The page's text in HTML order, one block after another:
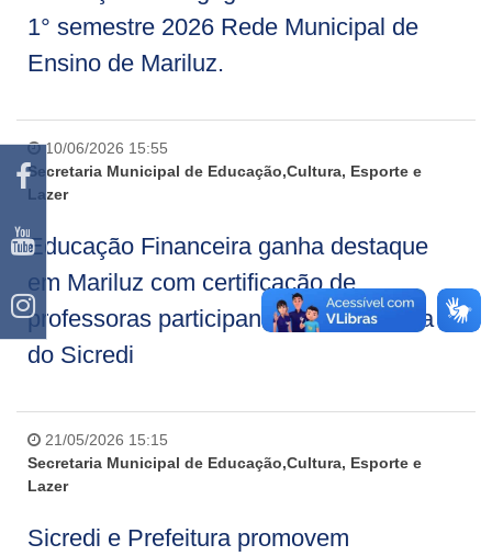
1° semestre 2026 Rede Municipal de
Ensino de Mariluz.
10/06/2026 15:55
Secretaria Municipal de Educação,Cultura, Esporte e
Lazer
Educação Financeira ganha destaque
em Mariluz com certificação de
professoras participantes de programa
do Sicredi
21/05/2026 15:15
Secretaria Municipal de Educação,Cultura, Esporte e
Lazer
Sicredi e Prefeitura promovem